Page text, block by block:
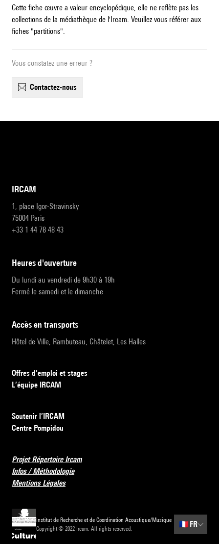
Cette fiche œuvre a valeur encyclopédique, elle ne reflète pas les
collections de la médiathèque de l'Ircam. Veuillez vous référer aux
fiches "partitions".
Vous constatez une erreur ?
contactez-nous
IRCAM
1, place Igor-Stravinsky
75004 Paris
+33 1 44 78 48 43
heures d'ouverture
Du lundi au vendredi de 9h30 à 19h
Fermé le samedi et le dimanche
accès en transports
Hôtel de Ville, Rambuteau, Châtelet, Les Halles
Offres d’emploi et stages
L’équipe IRCAM
Soutenir l’IRCAM
Centre Pompidou
Projet Répertoire Ircam
Infos / Méthodologie
Mentions Légales
Institut de Recherche et de Coordination Acoustique/Musique
Copyright © 2022 Ircam. All rights reserved.
🇫🇷 FR